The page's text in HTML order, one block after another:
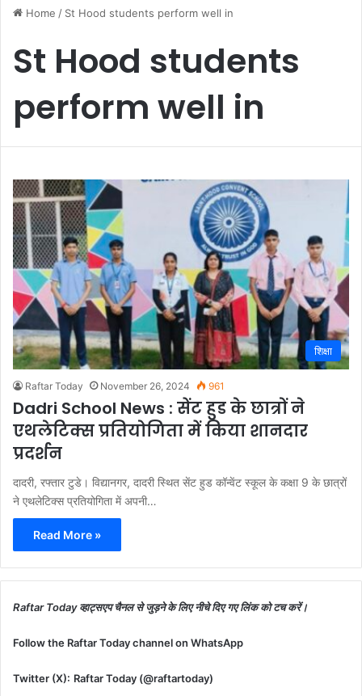
Home / St Hood students perform well in
St Hood students
perform well in
शिक्षा
Raftar Today November 26, 2024 961
Dadri School News : सेंट हुड के छात्रों ने
एथलेटिक्स प्रतियोगिता में किया शानदार
प्रदर्शन
दादरी, रफ्तार टुडे। विद्यानगर, दादरी स्थित सेंट हुड कॉन्वेंट स्कूल के कक्षा 9 के छात्रों
ने एथलेटिक्स प्रतियोगिता में अपनी…
Read More »
Raftar Today व्हाट्सएप चैनल से जुड़ने के लिए नीचे दिए गए लिंक को टच करें।
Follow the Raftar Today channel on WhatsApp
Twitter (X): Raftar Today (@raftartoday)